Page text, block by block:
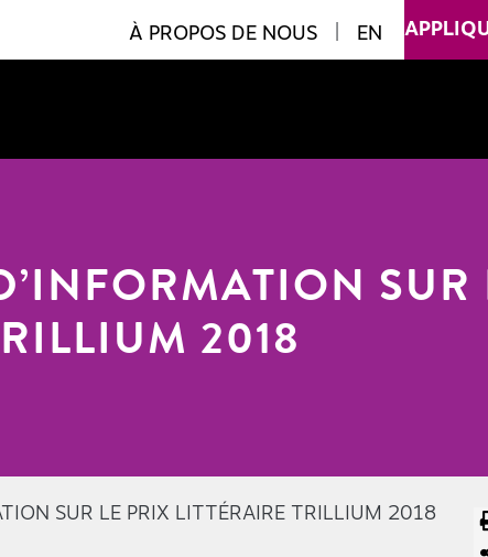
À PROPOS DE NOUS EN
SUR
2018
SUR LE PRIX LITTÉRAIRE TRILLIUM 2018